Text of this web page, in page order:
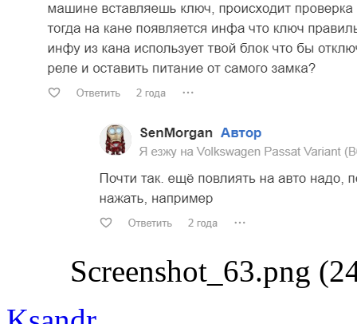
Screenshot_63.png